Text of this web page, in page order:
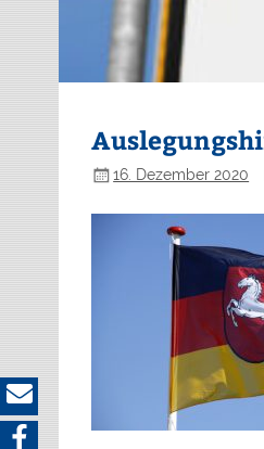
16. Dezember 2020